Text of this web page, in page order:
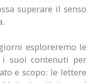
superare il senso
esploreremo le
suoi contenuti per
e scopo: le lettere